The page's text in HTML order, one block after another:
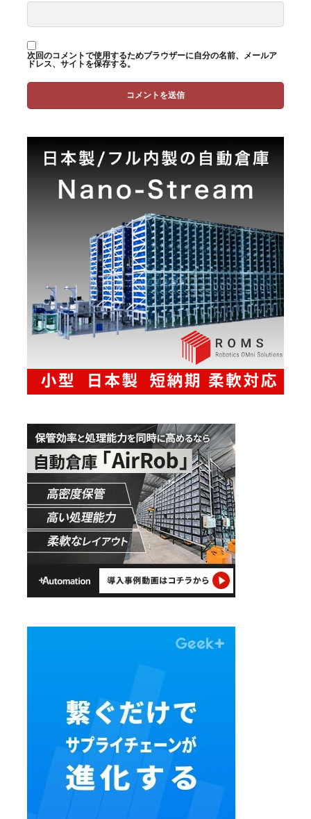
次回のコメントで使用するためブラウザーに自分の名前、メールア
ドレス、サイトを保存する。